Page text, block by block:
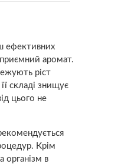
ефективних
аромат.
ріст
складі знищує
цього не
Крім
організм в